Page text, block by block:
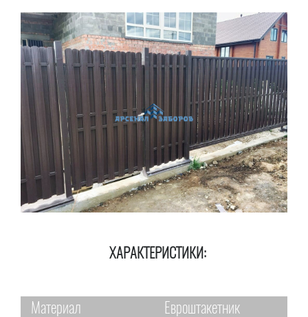
ХАРАКТЕРИСТИКИ:
Материал
Евроштакетник